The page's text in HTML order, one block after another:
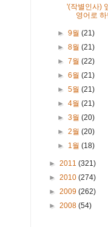
'(작별인사)
영어로
►9월(21)
►8월(21)
►7월(22)
►6월(21)
►5월(21)
►4월(21)
►3월(20)
►2월(20)
► 1월(18)
► 2011 (321)
► 2010 (274)
► 2009 (262)
► 2008 (54)